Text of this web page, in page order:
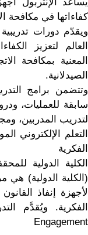
كفاءاتها في مكافحة
ويقدّم دورات
العالم لتعزيز
المعنية بمكافحة
الصيدلانية.
وتتضمن برامج
سابقة للعمليات،
لتدريب المدربين،
التعلم الإلكتروني
الفكرية
الكلية الدولية
(الكلية الدولية) هي
لأجهزة إنفاذ
Engagement